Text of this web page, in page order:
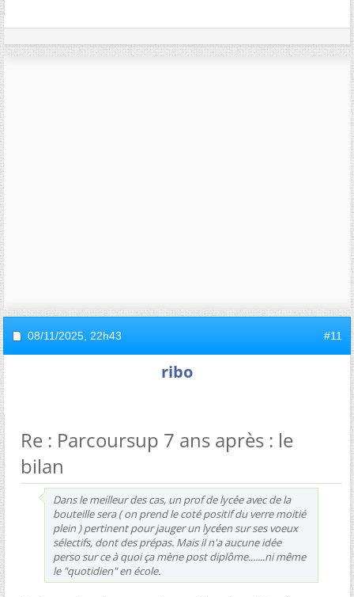
08/11/2025, 22h43 #11
ribo
Re : Parcoursup 7 ans après : le
bilan
Dans le meilleur des cas, un prof de lycée avec de la
bouteille sera ( on prend le coté positif du verre moitié
plein ) pertinent pour jauger un lycéen sur ses voeux
sélectifs, dont des prépas. Mais il n'a aucune idée
perso sur ce à quoi ça mène post diplôme.......ni même
le "quotidien" en école.